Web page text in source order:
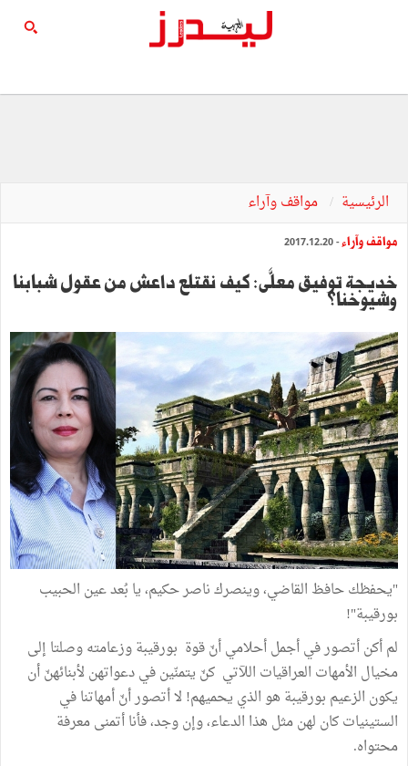
الرئيسية مواقف وآراء
مواقف وآراء- 2017.12.20
خديجة توفيق معلَّى: كيف نقتلع داعش من عقول شبابنا
وشيوخنا؟
"يحفظك حافظ القاضي، وينصرك ناصر حكيم، يا بُعد عين الحبيب
بورقيبة"!
لم أكن أتصور في أجمل أحلامي أنّ قوة بورقيبة وزعامته وصلتا إلى
مخيال الأمهات العراقيات اللآتي كنّ يتمنّين في دعواتهن لأبنائهنّ أن
يكون الزعيم بورقيبة هو الذي يحميهم! لا أتصور أنّ أمهاتنا في
الستينيات كان لهن مثل هذا الدعاء، وإن وجد، فأنا أتمنى معرفة
محتواه.